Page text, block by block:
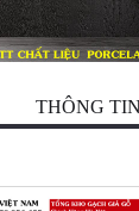
THÔNG